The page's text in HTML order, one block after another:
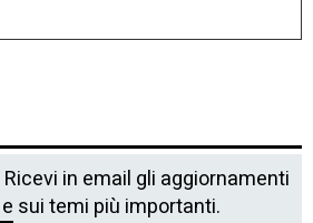
in email gli aggiornamenti
sui temi più importanti.